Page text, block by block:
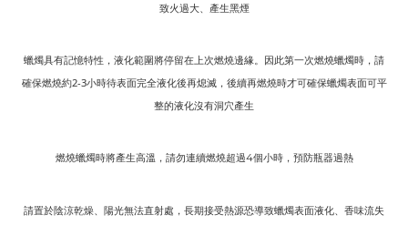
致火過大、產生黑煙
蠟燭具有記憶特性，液化範圍將停留在上次燃燒邊緣。因此第一次燃燒蠟燭時，請
確保燃燒約2-3小時待表面完全液化後再熄滅，後續再燃燒時才可確保蠟燭表面可平
整的液化沒有洞穴產生
燃燒蠟燭時將產生高溫，請勿連續燃燒超過4個小時，預防瓶器過熱
請置於陰涼乾燥、陽光無法直射處，長期接受熱源恐導致蠟燭表面液化、香味流失